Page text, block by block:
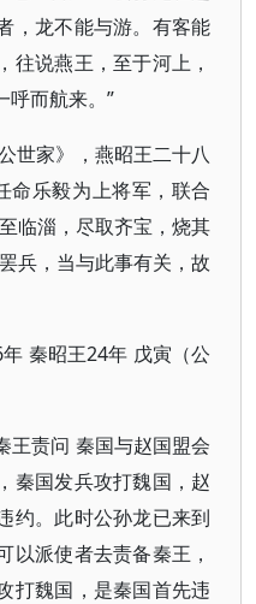
，龙不能与游。有客能
往说燕王，至于河上，
呼而航来。”
世家》，燕昭王二十八
命乐毅为上将军，联合
临淄，尽取齐宝，烧其
兵，当与此事有关，故
秦昭王24年 戊寅（公
王责问 秦国与赵国盟会
秦国发兵攻打魏国，赵
约。此时公孙龙已来到
以派使者去责备秦王，
打魏国，是秦国首先违